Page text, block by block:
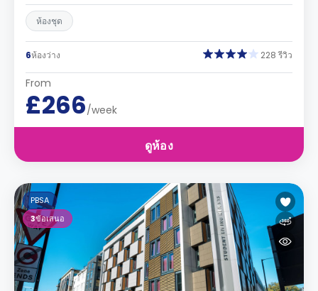
ห้องชุด
6ห้องว่าง 228 รีวิว
From
£266/week
ดูห้อง
PBSA
3ข้อเสนอ